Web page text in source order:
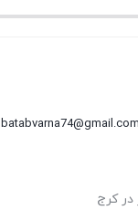
batabvarna74@gmail.com
در کرج